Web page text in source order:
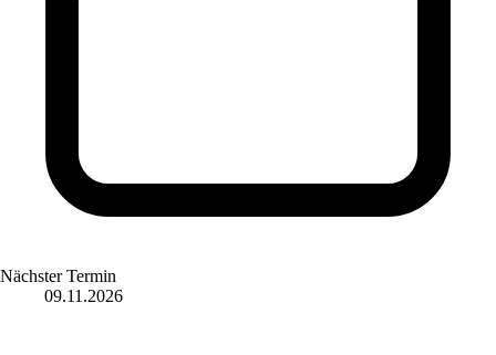
Nächster Termin
09.11.2026